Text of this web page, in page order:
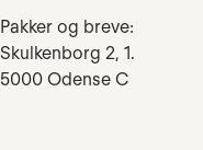
Pakker og breve:
Skulkenborg 2, 1.
5000 Odense C